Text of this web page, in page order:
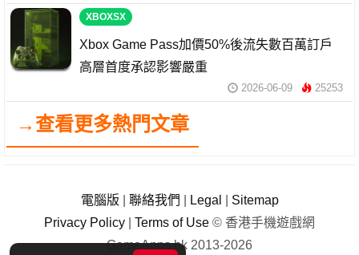
XBOXSX
Xbox Game Pass加價50%後流失數百萬訂戶
高層首度承認影響嚴重
2026-06-09 25253
→查看更多熱門文章
電腦版 聯絡我們 Legal
Sitemap
Privacy Policy
Terms of Use © 香港手機遊戲網
GameApps.hk 2013-2026